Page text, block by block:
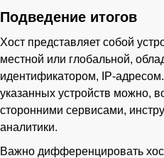
Подведение итогов
Хост представляет собой
местной или глобальной,
идентификатором, IP-
указанных устройств можно,
сторонними сервисами,
аналитики.
Важно дифференцировать